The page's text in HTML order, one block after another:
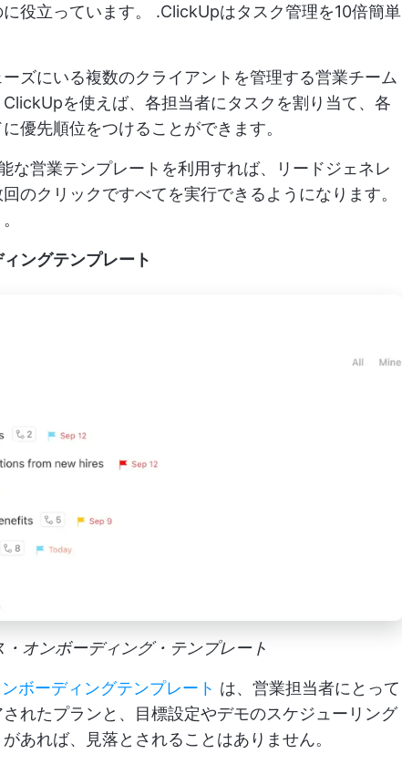
役立っています。
.ClickUpはタスク管理を10倍簡単
ズにいる複数のクライアントを管理する営業チーム
を使えば、各担当者にタスクを割り当て、各
優先順位をつけることができます。
な営業テンプレートを利用すれば、リードジェネレ
のクリックですべてを実行できるようになります。
ングテンプレート
オンボーディング・テンプレート
ボーディングテンプレート は、営業担当者にとって
れたプランと、目標設定やデモのスケジューリング
あれば、見落とされることはありません。